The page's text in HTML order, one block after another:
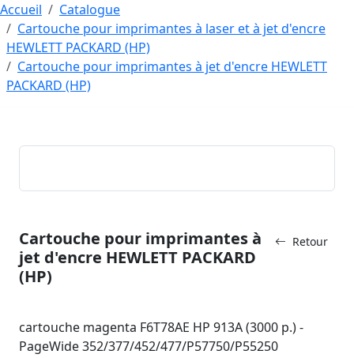
Accueil
Catalogue
Cartouche pour imprimantes à laser et à jet d'encre
HEWLETT PACKARD (HP)
Cartouche pour imprimantes à jet d'encre HEWLETT
PACKARD (HP)
Retour
Cartouche pour imprimantes à
jet d'encre HEWLETT PACKARD
(HP)
cartouche magenta F6T78AE HP 913A (3000 p.) -
PageWide 352/377/452/477/P57750/P55250